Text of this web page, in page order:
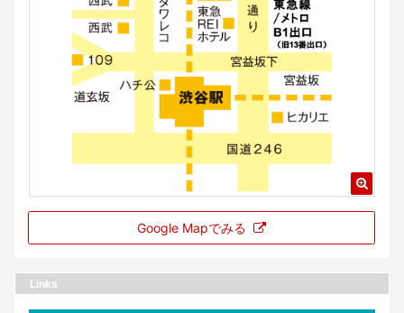
Google Mapでみる
Links